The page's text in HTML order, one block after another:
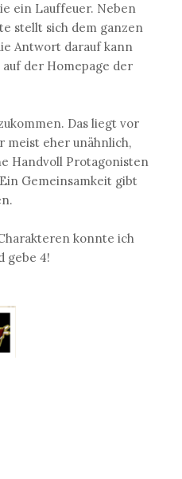
ein Lauffeuer. Neben
stellt sich dem ganzen
Antwort darauf kann
der Homepage der
Das liegt vor
meist eher unähnlich,
Handvoll Protagonisten
Gemeinsamkeit gibt
konnte ich
gebe 4!